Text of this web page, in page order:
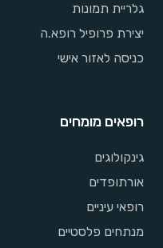
גלריית תמונות
יצירת פרופיל רופא.ה
כניסה לאזור אישי
רופאים מומחים
גינקולוגים
אורתופדים
רופאי עיניים
מנתחים פלסטיים